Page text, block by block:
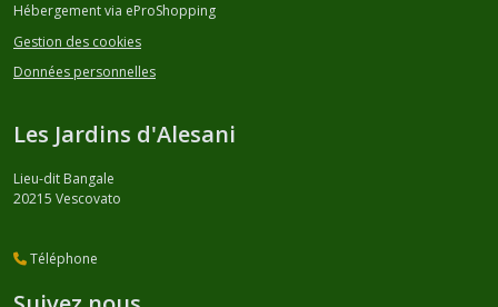
Hébergement via eProShopping
Gestion des cookies
Données personnelles
Les Jardins d'Alesani
Lieu-dit Bangale
20215 Vescovato
Téléphone